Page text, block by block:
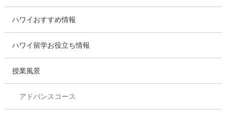
ハワイおすすめ情報
ハワイ留学お役立ち情報
授業風景
アドバンスコース